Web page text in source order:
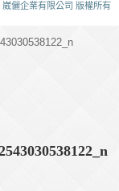
儷企業有限公司 版權所有